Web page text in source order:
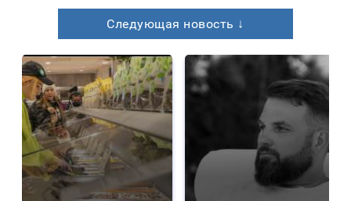
Следующая новость ↓